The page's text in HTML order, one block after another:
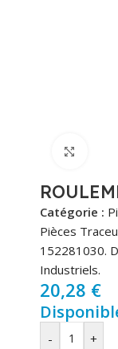
Catégorie :
Pièces
152281030.
Industriels.
20,28 €
- +